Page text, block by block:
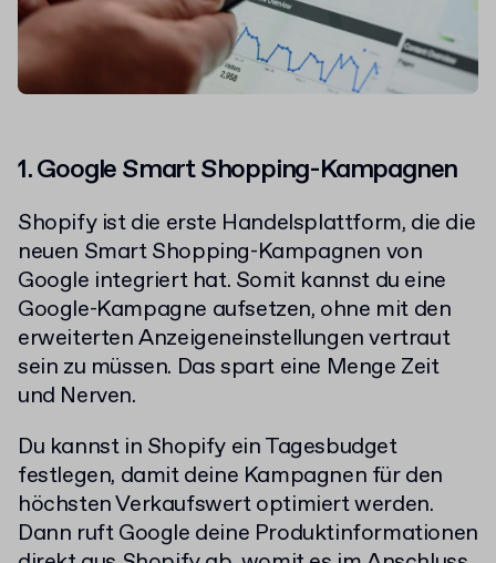
1. Google Smart Shopping-Kampagnen
Shopify ist die erste Handelsplattform, die die
neuen Smart Shopping-Kampagnen von
Google integriert hat. Somit kannst du eine
Google-Kampagne aufsetzen, ohne mit den
erweiterten Anzeigeneinstellungen vertraut
sein zu müssen. Das spart eine Menge Zeit
und Nerven.
Du kannst in Shopify ein Tagesbudget
festlegen, damit deine Kampagnen für den
höchsten Verkaufswert optimiert werden.
Dann ruft Google deine Produktinformationen